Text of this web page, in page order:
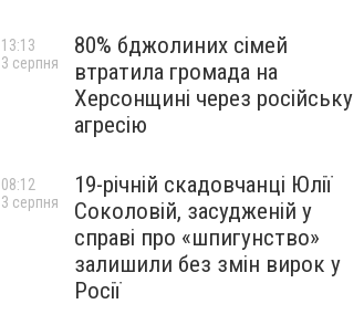
80% бджолиних сімей
втратила громада на
Херсонщині через російську
агресію
13:13
3 серпня
19-річній скадовчанці Юлії
Соколовій, засудженій у
справі про «шпигунство»
залишили без змін вирок у
Росії
08:12
3 серпня